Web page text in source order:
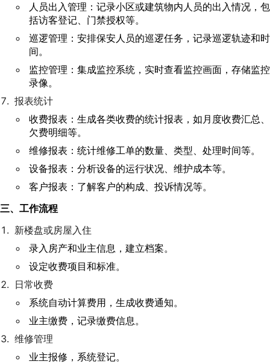
人员出入管理：记录小区或建筑物内人员的出入情况，包
括访客登记、门禁授权等。
巡逻管理：安排保安人员的巡逻任务，记录巡逻轨迹和时
间。
监控管理：集成监控系统，实时查看监控画面，存储监控
录像。
报表统计
收费报表：生成各类收费的统计报表，如月度收费汇总、
欠费明细等。
维修报表：统计维修工单的数量、类型、处理时间等。
设备报表：分析设备的运行状况、维护成本等。
客户报表：了解客户的构成、投诉情况等。
三、工作流程
新楼盘或房屋入住
录入房产和业主信息，建立档案。
设定收费项目和标准。
日常收费
系统自动计算费用，生成收费通知。
业主缴费，记录缴费信息。
维修管理
业主报修，系统登记。